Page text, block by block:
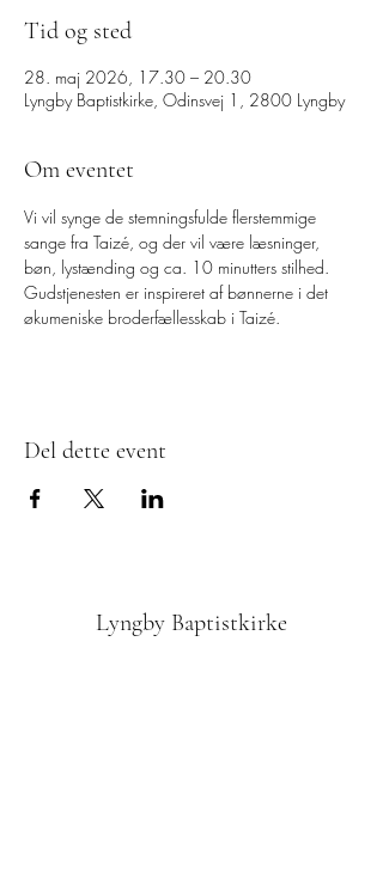
Tid og sted
28. maj 2026, 17.30 – 20.30
Lyngby Baptistkirke, Odinsvej 1, 2800 Lyngby
Om eventet
Vi vil synge de stemningsfulde flerstemmige
sange fra Taizé, og der vil være læsninger,
bøn, lystænding og ca. 10 minutters stilhed.
Gudstjenesten er inspireret af bønnerne i det
økumeniske broderfællesskab i Taizé.
Del dette event
Lyngby Baptistkirke